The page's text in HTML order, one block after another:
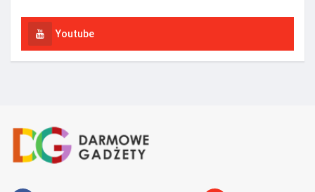
Youtube